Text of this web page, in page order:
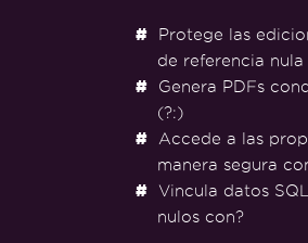
Protege las
de referencia nula
Genera PDFs
(?:)
Accede a las
manera segura
Vincula datos
nulos con?